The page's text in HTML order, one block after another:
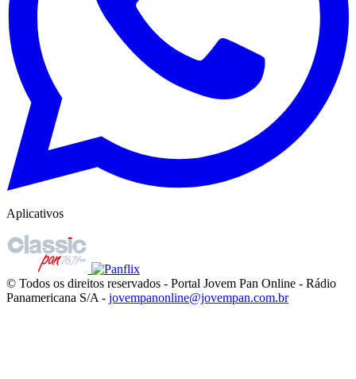
Aplicativos
© Todos os direitos reservados - Portal Jovem Pan Online - Rádio
Panamericana S/A - jovempanonline@jovempan.com.br